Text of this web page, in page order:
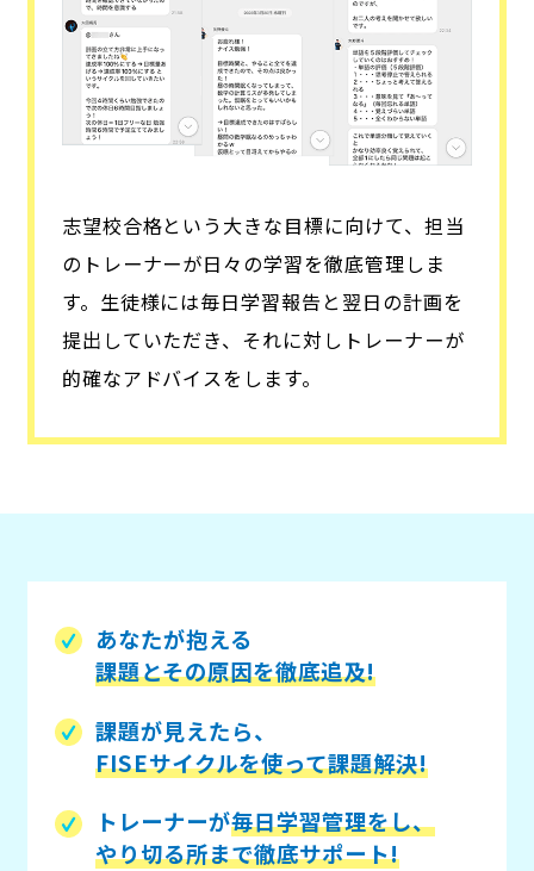
志望校合格という大きな目標に向けて、担当
のトレーナーが日々の学習を徹底管理しま
す。生徒様には毎日学習報告と翌日の計画を
提出していただき、それに対しトレーナーが
的確なアドバイスをします。
あなたが抱える
課題とその原因を徹底追及!
課題が見えたら、
FISEサイクルを使って課題解決!
トレーナーが毎日学習管理をし、
やり切る所まで徹底サポート!